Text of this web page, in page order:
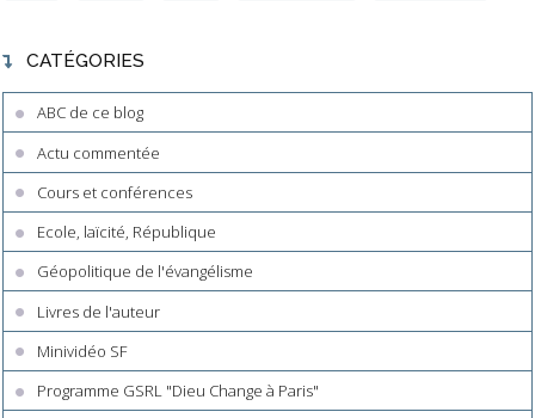
CATÉGORIES
ABC de ce blog
Actu commentée
Cours et conférences
Ecole, laïcité, République
Géopolitique de l'évangélisme
Livres de l'auteur
Minividéo SF
Programme GSRL "Dieu Change à Paris"